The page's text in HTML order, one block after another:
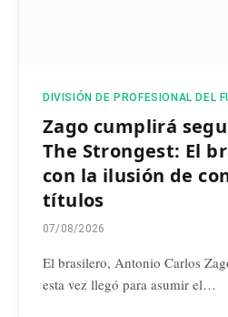
DIVISIÓN DE PROFESIONAL DEL
Zago cumplirá
The Strongest: El
con la ilusión de
títulos
07/08/2026
El brasilero, Antonio Carlos
esta vez llegó para asumir el…